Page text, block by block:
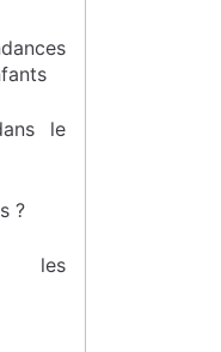
le
?
les